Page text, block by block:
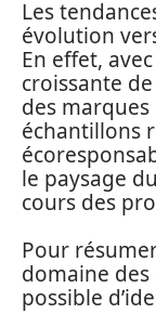
Les
évolution
En effet,
croissante
des
échantillons
le paysage
cours des
Pour
domaine
possible